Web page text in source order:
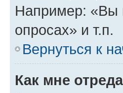
Например: «Вы
опросах» и т.п.
Вернуться к
Как мне